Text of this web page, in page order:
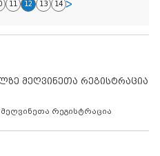
11 12 13 14
მეღვინეთა რეგისტრაცია
რეგისტრაცია